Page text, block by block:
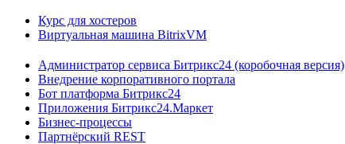
Курс для хостеров
Виртуальная машина BitrixVM
Администратор сервиса Битрикс24 (коробочная версия)
Внедрение корпоративного портала
Бот платформа Битрикс24
Приложения Битрикс24.Маркет
Бизнес-процессы
Партнёрский REST